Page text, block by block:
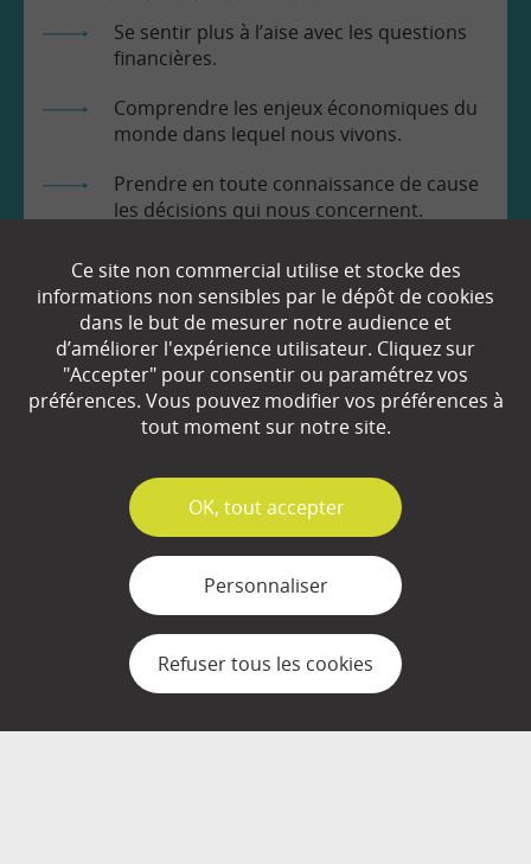
Se sentir plus à l’aise avec les questions
financières.
Comprendre les enjeux économiques du
monde dans lequel nous vivons.
Prendre en toute connaissance de cause
les décisions qui nous concernent.
EN SAVOIR+
Partenaires
Plan du site
Contact
Ce site non commercial utilise et stocke des
informations non sensibles par le dépôt de cookies
dans le but de mesurer notre audience et
d’améliorer l'expérience utilisateur. Cliquez sur
"Accepter" pour consentir ou paramétrez vos
préférences. Vous pouvez modifier vos préférences à
tout moment sur notre site.
✓
OK, tout accepter
Personnaliser
Refuser tous les cookies